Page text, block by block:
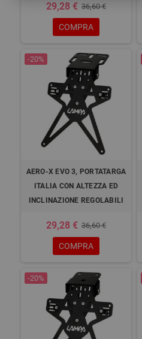
29,28 € 36,60 €
COMPRA
-20%
AERO-X EVO 3, PORTATARGA
ITALIA CON ALTEZZA ED
INCLINAZIONE REGOLABILI
29,28 € 36,60 €
COMPRA
-20%